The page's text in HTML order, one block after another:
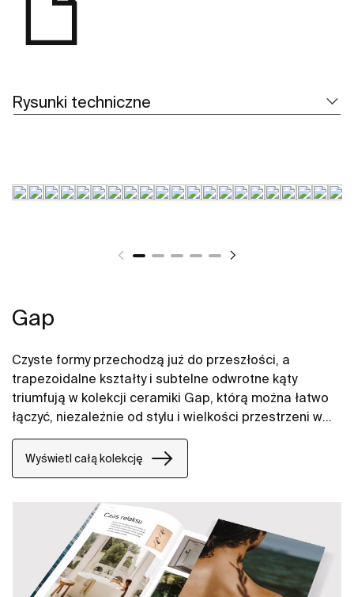
Rysunki techniczne
Gap
Czyste formy przechodzą już do przeszłości, a
trapezoidalne kształty i subtelne odwrotne kąty
triumfują w kolekcji ceramiki Gap, którą można łatwo
łączyć, niezależnie od stylu i wielkości przestrzeni w
łazience. W naszych propozycjach znajdują się między
innymi umywalki Gap, miski WC Gap, deski WC i bidety
Gap.
Wyświetl całą kolekcję